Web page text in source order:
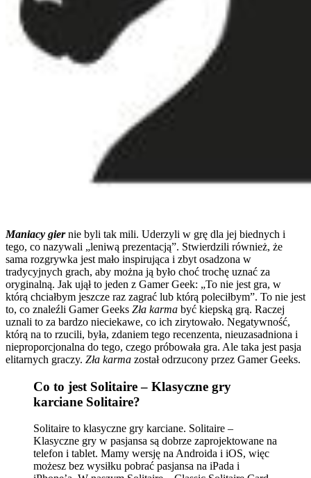
Maniacy giernie byli tak mili. Uderzyli w grę dla jej biednych i
tego, co nazywali „leniwą prezentacją”. Stwierdzili również, że
sama rozgrywka jest mało inspirująca i zbyt osadzona w
tradycyjnych grach, aby można ją było choć trochę uznać za
oryginalną. Jak ujął to jeden z Gamer Geek: „To nie jest gra, w
którą chciałbym jeszcze raz zagrać lub którą poleciłbym”. To nie jest
to, co znaleźli Gamer Geeks Zła karma być kiepską grą. Raczej
uznali to za bardzo nieciekawe, co ich zirytowało. Negatywność,
którą na to rzucili, była, zdaniem tego recenzenta, nieuzasadniona i
nieproporcjonalna do tego, czego próbowała gra. Ale taka jest pasja
elitarnych graczy. Zła karma został odrzucony przez Gamer Geeks.
Co to jest Solitaire – Klasyczne gry
karciane Solitaire?
Solitaire to klasyczne gry karciane. Solitaire –
Klasyczne gry w pasjansa są dobrze zaprojektowane na
telefon i tablet. Mamy wersję na Androida i iOS, więc
możesz bez wysiłku pobrać pasjansa na iPada i